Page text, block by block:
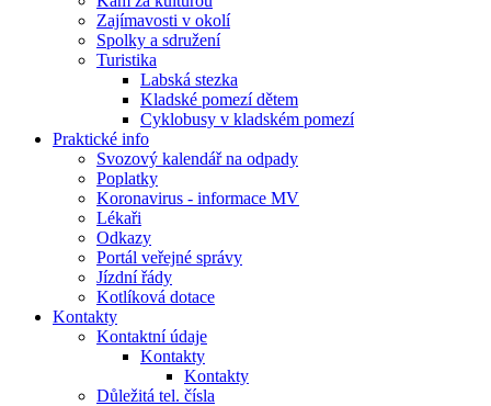
Zajímavosti v okolí
Spolky a sdružení
Turistika
Labská stezka
Kladské pomezí dětem
Cyklobusy v kladském pomezí
Praktické info
Svozový kalendář na odpady
Poplatky
Koronavirus - informace MV
Lékaři
Odkazy
Portál veřejné správy
Jízdní řády
Kotlíková dotace
Kontakty
Kontaktní údaje
Kontakty
Kontakty
Důležitá tel. čísla